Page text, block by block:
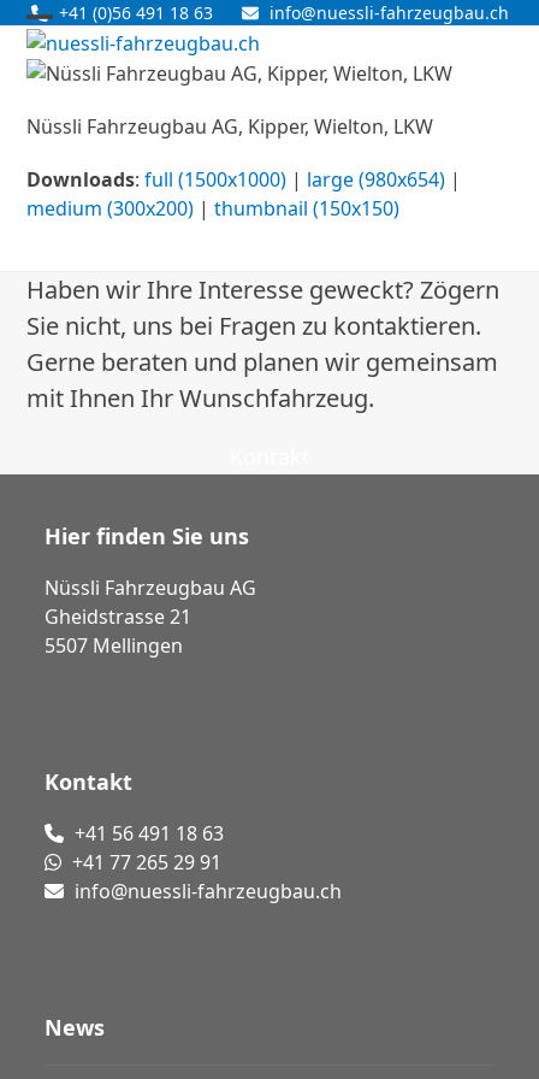
Skip
content
+41 (0)56 491 18 63 info@nuessli-fahrzeugbau.ch
Open
mobile
menu
Close
mobile
menu
Nüssli Fahrzeugbau AG, Kipper, Wielton, LKW
Downloads:full (1500x1000) | large (980x654) |
medium (300x200) |thumbnail (150x150)
Haben wir Ihre Interesse geweckt? Zögern
Sie nicht, uns bei Fragen zu kontaktieren.
Gerne beraten und planen wir gemeinsam
mit Ihnen Ihr Wunschfahrzeug.
Hier finden Sie uns
Nüssli Fahrzeugbau AG
Gheidstrasse 21
5507 Mellingen
Kontakt
+41 56 491 18 63
+41 77 265 29 91
info@nuessli-fahrzeugbau.ch
News